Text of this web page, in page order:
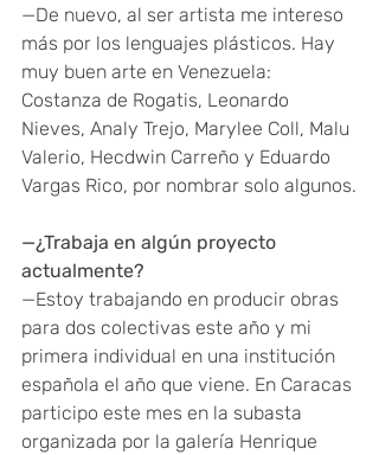
—De nuevo, al ser artista me intereso
más por los lenguajes plásticos. Hay
muy buen arte en Venezuela:
Costanza de Rogatis, Leonardo
Nieves, Analy Trejo, Marylee Coll, Malu
Valerio, Hecdwin Carreño y Eduardo
Vargas Rico, por nombrar solo algunos.
—¿Trabaja en algún proyecto
actualmente?
—Estoy trabajando en producir obras
para dos colectivas este año y mi
primera individual en una institución
española el año que viene. En Caracas
participo este mes en la subasta
organizada por la galería Henrique